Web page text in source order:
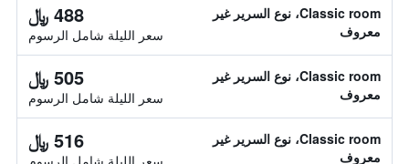
Classic room، نوع السرير غير
معروف
488 ﷼
سعر الليلة شامل الرسوم
Classic room، نوع السرير غير
معروف
505 ﷼
سعر الليلة شامل الرسوم
Classic room، نوع السرير غير
معروف
516 ﷼
سعر الليلة شامل الرسوم